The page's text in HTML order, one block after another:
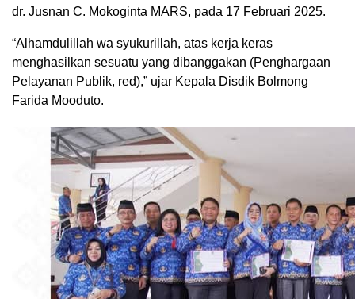
dr. Jusnan C. Mokoginta MARS, pada 17 Februari 2025.
“Alhamdulillah wa syukurillah, atas kerja keras
menghasilkan sesuatu yang dibanggakan (Penghargaan
Pelayanan Publik, red),” ujar Kepala Disdik Bolmong
Farida Mooduto.